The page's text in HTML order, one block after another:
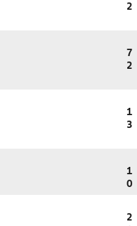
2
7
2
1
3
1
0
2